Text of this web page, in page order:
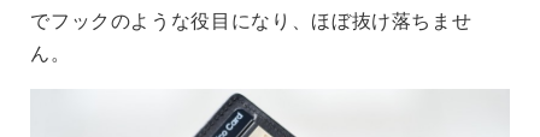
でフックのような役目になり、ほぼ抜け落ちませ
ん。